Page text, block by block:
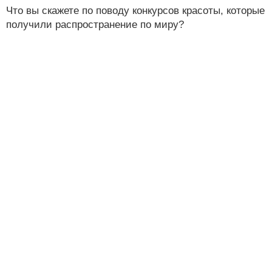
Что вы скажете по поводу конкурсов красоты, которые
получили распространение по миру?